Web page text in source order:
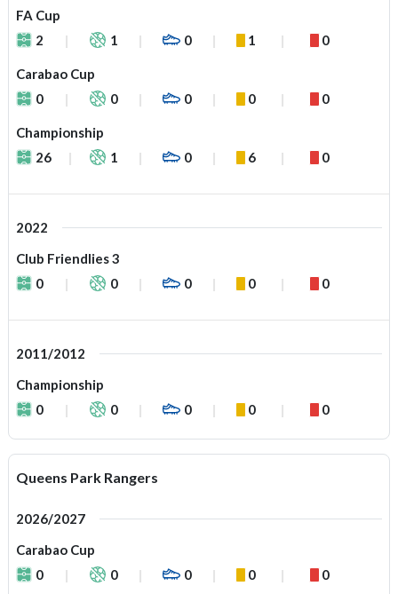
FA Cup
2
1 0 1 0
Carabao Cup
0
0 0 0 0
Championship
26
1 0 6 0
2022
Club Friendlies 3
0
0 0 0 0
2011/2012
Championship
0
0 0 0 0
Queens Park Rangers
2026/2027
Carabao Cup
0
0 0 0 0